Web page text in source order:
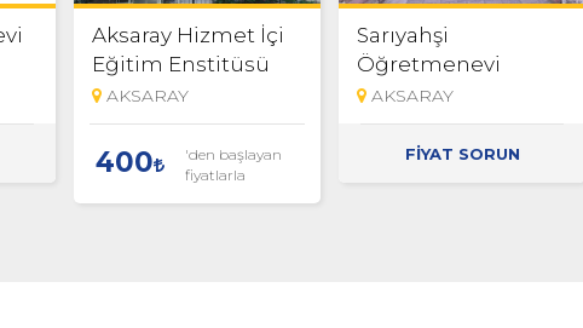
Aksaray Hizmet İçi
Eğitim Enstitüsü
AKSARAY
400
'den başlayan
fiyatlarla
Sarıyahşi
Öğretmenevi
AKSARAY
FİYAT SORUN